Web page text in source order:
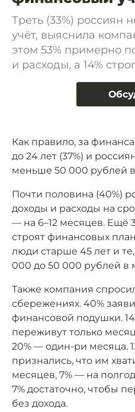
Треть (33%) россиян
учёт, выяснила
этом 53% примерно
и расходы, а 14%
Как правило, за
до 24 лет (37%) и
меньше 50 000 рублей в
Почти половина (40%)
доходы и расходы на
— на 6–12 месяцев. Ещё
строят финансовых
люди старше 45 лет и
000 до 50 000 рублей в
Также компания
сбережениях. 40%
финансовой подушки.
переживут только
20% — один-ри месяца.
признались, что им
месяцев, 7% — на
7% достаточно, чтобы
без дохода.